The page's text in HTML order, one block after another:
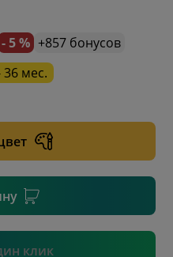
- 5 % +857 бонусов
36 мес.
клик